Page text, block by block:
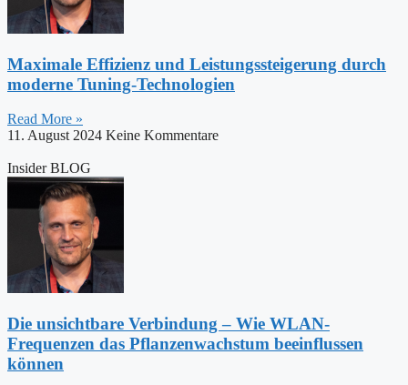
Maximale Effizienz und Leistungssteigerung durch
moderne Tuning-Technologien
Read More »
11. August 2024 Keine Kommentare
Insider BLOG
Die unsichtbare Verbindung – Wie WLAN-
Frequenzen das Pflanzenwachstum beeinflussen
können